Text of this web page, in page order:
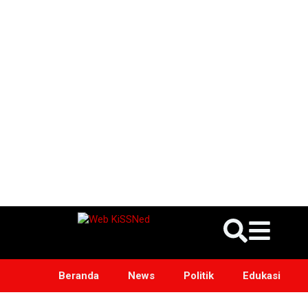
Beranda News Politik Edukasi